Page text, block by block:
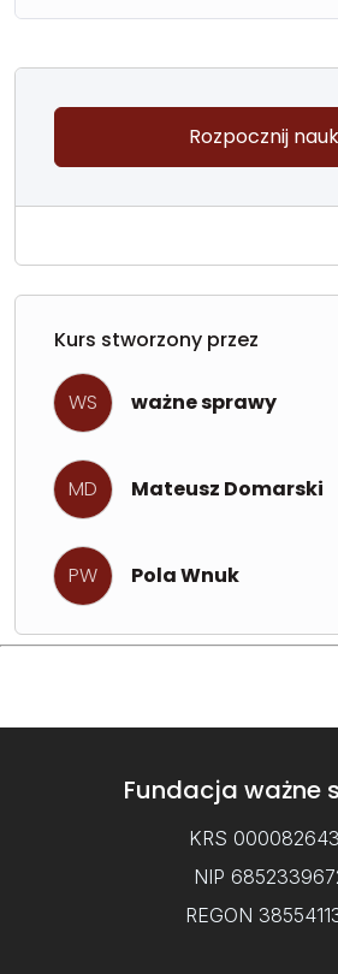
Rozpocznij
Kurs stworzony przez
WS ważne sprawy
MD Mateusz Domarski
PW Pola Wnuk
Fundacja ważne
KRS
NIP
REGON